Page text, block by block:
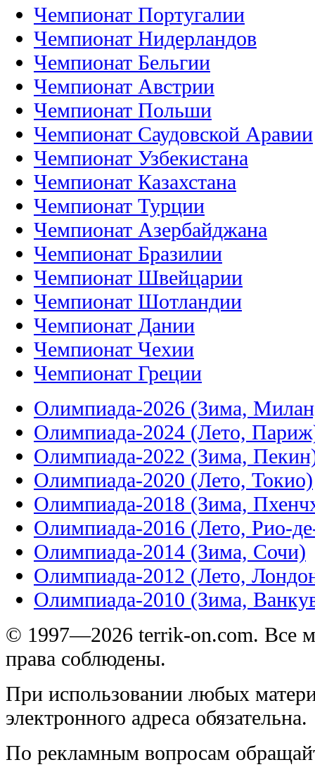
Чемпионат Португалии
Чемпионат Нидерландов
Чемпионат Бельгии
Чемпионат Австрии
Чемпионат Польши
Чемпионат Саудовской Аравии
Чемпионат Узбекистана
Чемпионат Казахстана
Чемпионат Турции
Чемпионат Азербайджана
Чемпионат Бразилии
Чемпионат Швейцарии
Чемпионат Шотландии
Чемпионат Дании
Чемпионат Чехии
Чемпионат Греции
Олимпиада-2026 (Зима,
Олимпиада-2024 (Лето,
Олимпиада-2022 (Зима,
Олимпиада-2020 (Лето, Токио)
Олимпиада-2018 (Зима,
Олимпиада-2016 (Лето, Рио-
Олимпиада-2014 (Зима, Сочи)
Олимпиада-2012 (Лето,
Олимпиада-2010 (Зима,
© 1997—2026 terrik-on.com. Все
права соблюдены.
При использовании любых
электронного адреса обязательна.
По рекламным вопросам